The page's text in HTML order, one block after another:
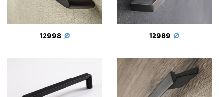
12998 12989